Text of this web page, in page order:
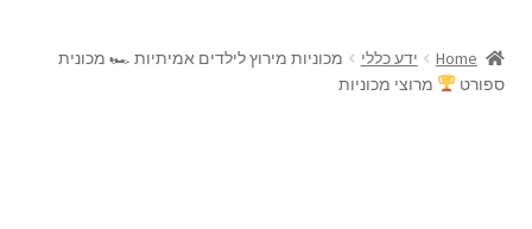
הילד
את
חדרי בריחה
Home ידע כללי
מכוניות מירוץ לילדים אמיתיות 🏎 מכונית
ספורט
מרוצי מכוניות